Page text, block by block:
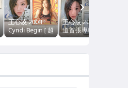
王心凌 2003
Cyndi Begin [ 超
值回饋版 ] / 艾
輯 CD+VCD / 灰
王心凌 2003 出
道首張專輯
Cyndi Begin /
回長條紙盒版專
你